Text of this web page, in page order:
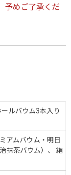
予めご了承くだ
ールバウム3本入り
アムバウム・明日
抹茶バウム）、 箱